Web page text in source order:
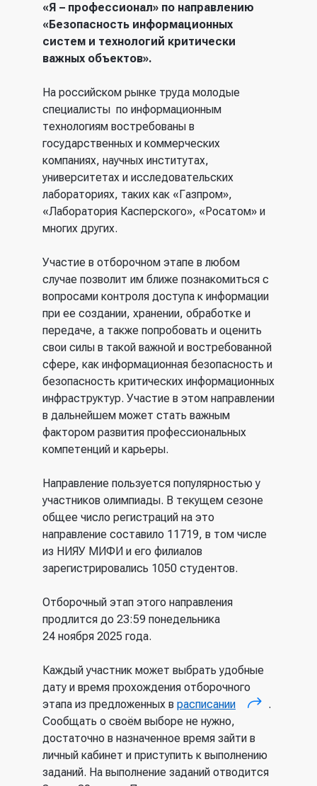
«Я – профессионал» по направлению
«Безопасность информационных
систем и технологий критически
важных объектов».
На российском рынке труда молодые
специалисты по информационным
технологиям востребованы в
государственных и коммерческих
компаниях, научных институтах,
университетах и исследовательских
лабораториях, таких как «Газпром»,
«Лаборатория Касперского», «Росатом» и
многих других.
Участие в отборочном этапе в любом
случае позволит им ближе познакомиться с
вопросами контроля доступа к информации
при ее создании, хранении, обработке и
передаче, а также попробовать и оценить
свои силы в такой важной и востребованной
сфере, как информационная безопасность и
безопасность критических информационных
инфраструктур. Участие в этом направлении
в дальнейшем может стать важным
фактором развития профессиональных
компетенций и карьеры.
Направление пользуется популярностью у
участников олимпиады. В текущем сезоне
общее число регистраций на это
направление составило 11719, в том числе
из НИЯУ МИФИ и его филиалов
зарегистрировались 1050 студентов.
Отборочный этап этого направления
продлится до 23:59 понедельника
24 ноября 2025 года.
Каждый участник может выбрать удобные
дату и время прохождения отборочного
этапа из предложенных в расписании
(внешняя
.
Сообщать о своём выборе не нужно,
достаточно в назначенное время зайти в
личный кабинет и приступить к выполнению
заданий. На выполнение заданий отводится